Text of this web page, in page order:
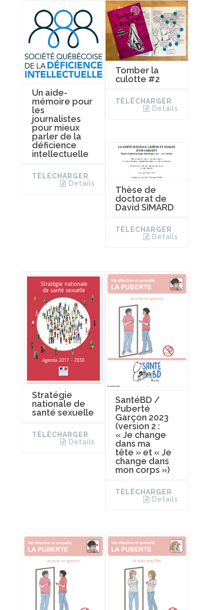
Un aide-
mémoire pour
les
journalistes
pour mieux
parler de la
déficience
intellectuelle
TÉLÉCHARGER
Details
Tomber la
culotte #2
TÉLÉCHARGER
Details
Thèse de
doctorat de
David SIMARD
TÉLÉCHARGER
Details
Stratégie
nationale de
santé sexuelle
TÉLÉCHARGER
Details
SantéBD /
Puberté
Garçon 2023
(version 2 :
« Je change
dans ma
tête » et « Je
change dans
mon corps »)
TÉLÉCHARGER
Details